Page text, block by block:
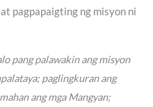
pagpapaigting ng misyon ni
pang palawakin ang misyon
paglingkuran ang
ang mga Mangyan;